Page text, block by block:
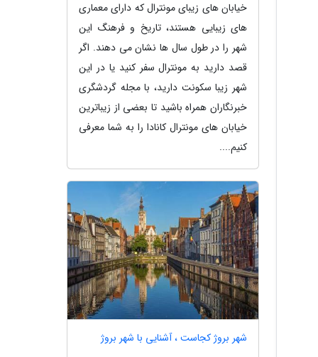
خیابان های زیبای مونترال که دارای معماری
های زیبایی هستند، تاریخ و فرهنگ این
شهر را در طول سال ها نشان می دهند. اگر
قصد دارید به مونترال سفر کنید یا در این
شهر زیبا سکونت دارید، با مجله گردشگری
خبرنگاران همراه باشید تا بعضی از زیباترین
خیابان های مونترال کانادا را به شما معرفی
کنیم....
شهر بروژ کجاست ، آشنایی با شهر بروژ